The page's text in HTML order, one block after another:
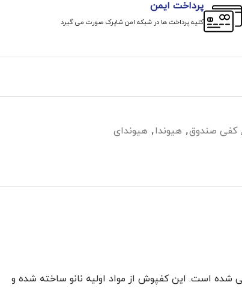
پرداخت ایمن
کلیه پرداخت ها در شبکه امن شاپرک صورت می گیرد
کفی صندوق, هیوندا, هیوندای
است. این کفپوش از مواد اولیه نانو ساخته شده و